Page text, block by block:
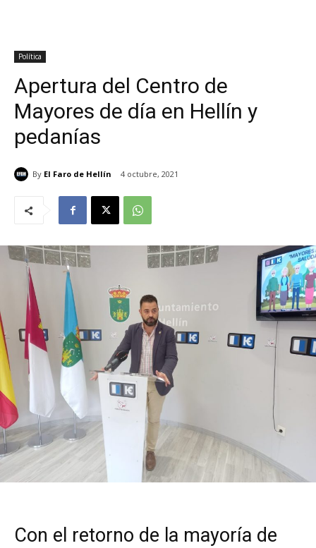
Política
Apertura del Centro de
Mayores de día en Hellín y
pedanías
By El Faro de Hellín 4 octubre, 2021
Con el retorno de la mayoría de